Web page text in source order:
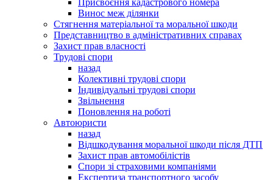
Присвоєння кадастрового номера
Винос меж ділянки
Стягнення матеріальної та моральної шкоди
Представництво в адміністративних справах
Захист прав власності
Трудові спори
назад
Колективні трудові спори
Індивідуальні трудові спори
Звільнення
Поновлення на роботі
Автоюристи
назад
Відшкодування моральної шкоди після ДТП
Захист прав автомобілістів
Спори зі страховими компаніями
Експертиза транспортного засобу